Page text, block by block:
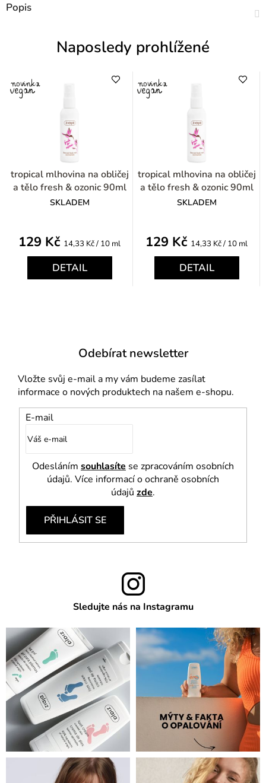
Popis
Naposledy prohlížené
tropical mlhovina na obličej
a tělo fresh & ozonic 90ml
SKLADEM
129 Kč Měrná
cena:
14,33 Kč / 10 ml
DETAIL
tropical mlhovina na obličej
a tělo fresh & ozonic 90ml
SKLADEM
129 Kč Měrná
cena:
14,33 Kč / 10 ml
DETAIL
Odebírat newsletter
Vložte svůj e-mail a my vám budeme zasílat
informace o nových produktech na našem e-shopu.
E-mail
Odesláním souhlasíte se zpracováním osobních
údajů. Více informací o ochraně osobních
údajů zde.
PŘIHLÁSIT SE
Sledujte nás na Instagramu